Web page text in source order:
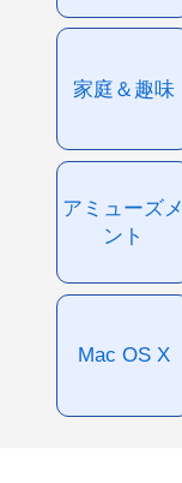
家庭＆趣味
アミューズメ
ント
Mac OS X